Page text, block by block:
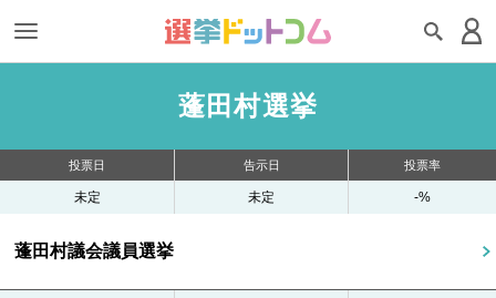
蓬田村選挙
投票日 告示日 投票率
未定 未定 -%
蓬田村議会議員選挙